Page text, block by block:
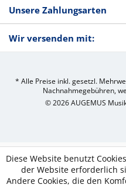
Unsere Zahlungsarten
Wir versenden mit:
* Alle Preise inkl. gesetzl.
Nachnahmegebühren,
© 2026 AUGEMUS
Diese Website benutzt
der Website erforderlich
Andere Cookies, die den